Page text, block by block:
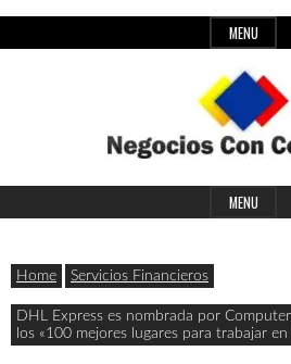
to
MENU
Negocios
con
Últimas
noticias,
comunicados
y
actualidad
Header
MENU
Home Servicios Financieros
DHL Express es nombrada por
los «100 mejores lugares para trabajar